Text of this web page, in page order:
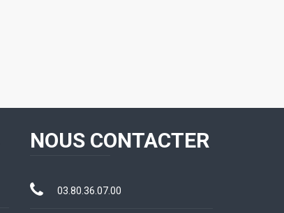
NOUS CONTACTER
03.80.36.07.00